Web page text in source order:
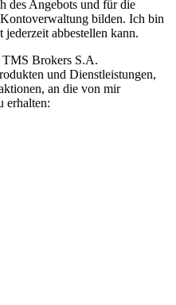
des Angebots und für die
bilden. Ich bin
jederzeit abbestellen kann.
Brokers S.A.
und Dienstleistungen,
an die von mir
erhalten: